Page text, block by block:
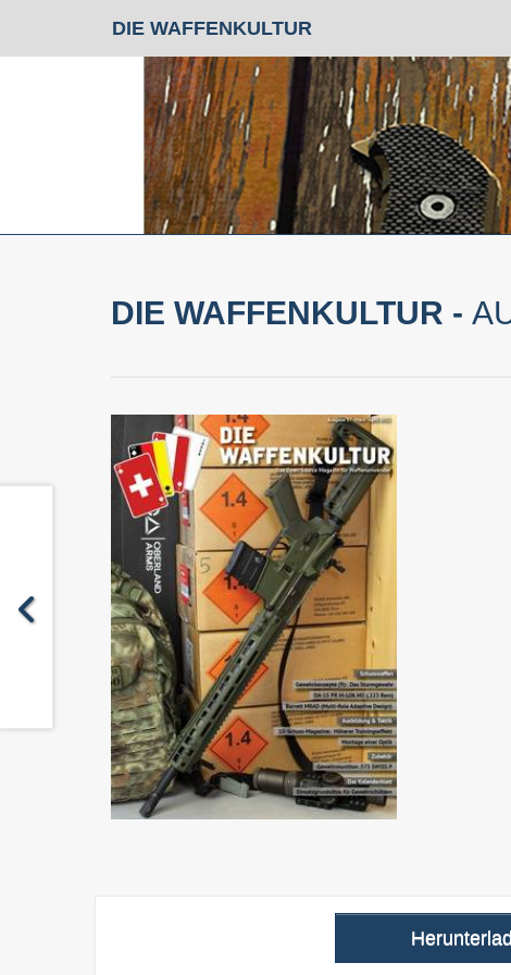
DIE WAFFENKULTUR
DIE WAFFENKULTUR -